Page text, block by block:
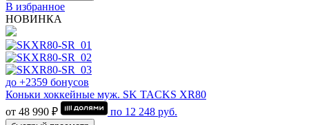
В избранное
НОВИНКА
до +2359 бонусов
Коньки хоккейные муж. SK TACKS XR80
от 48 990 ₽
по 12 248 руб.